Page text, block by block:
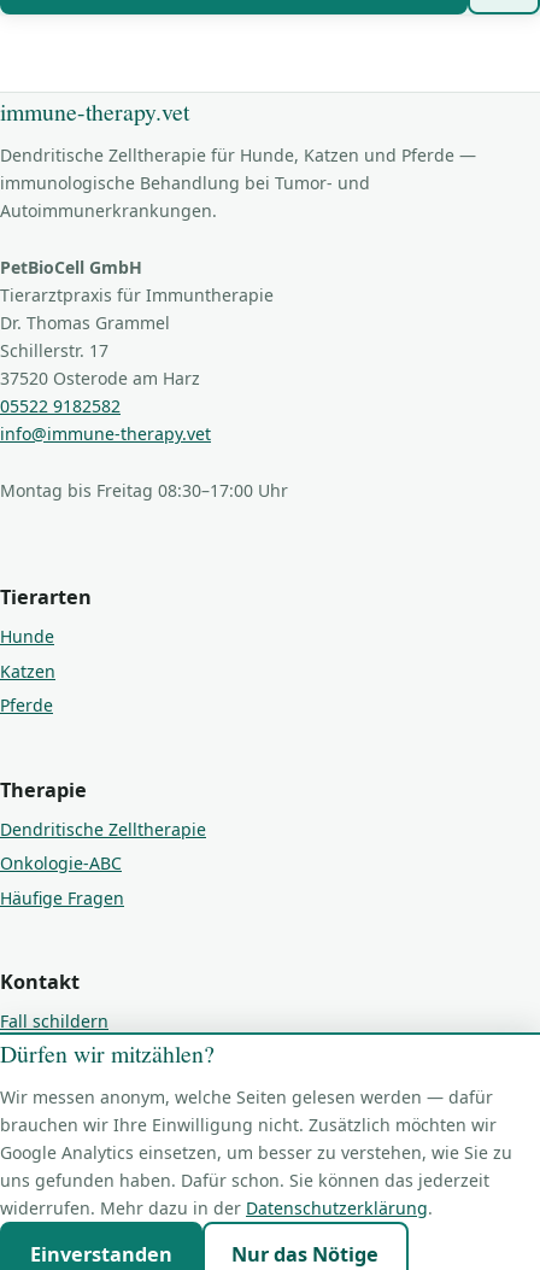
immune-therapy.vet
Dendritische Zelltherapie für Hunde, Katzen und Pferde —
immunologische Behandlung bei Tumor- und
Autoimmunerkrankungen.
PetBioCell GmbH
Tierarztpraxis für Immuntherapie
Dr. Thomas Grammel
Schillerstr. 17
37520 Osterode am Harz
05522 9182582
info@immune-therapy.vet
Montag bis Freitag 08:30–17:00 Uhr
Tierarten
Hunde
Katzen
Pferde
Therapie
Dendritische Zelltherapie
Onkologie-ABC
Häufige Fragen
Kontakt
Fall schildern
Kontakt
Impressum
Datenschutz
Cookie-Einstellungen
Dürfen wir mitzählen?
Wir messen anonym, welche Seiten gelesen werden — dafür
brauchen wir Ihre Einwilligung nicht. Zusätzlich möchten wir
Google Analytics einsetzen, um besser zu verstehen, wie Sie zu
uns gefunden haben. Dafür schon. Sie können das jederzeit
widerrufen. Mehr dazu in der Datenschutzerklärung.
Einverstanden Nur das Nötige